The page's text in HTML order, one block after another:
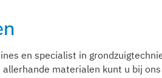
en specialist in
materialen kunt u bij